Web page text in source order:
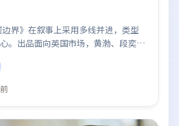
界》在叙事上采用多线并进，类型
。出品面向英国市场，黄渤、段奕
所饰角色推动关键反转，结尾留白引